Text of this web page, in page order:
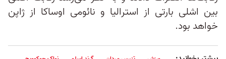
بین اشلی بارتی از استرالیا و نائومی اوساکا از ژاپن
خواهد بود.